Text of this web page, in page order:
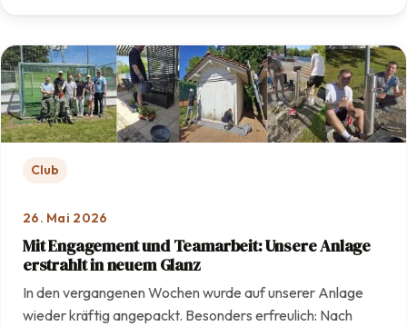
Club
26. Mai 2026
Mit Engagement und Teamarbeit: Unsere Anlage
erstrahlt in neuem Glanz
In den vergangenen Wochen wurde auf unserer Anlage
wieder kräftig angepackt. Besonders erfreulich: Nach